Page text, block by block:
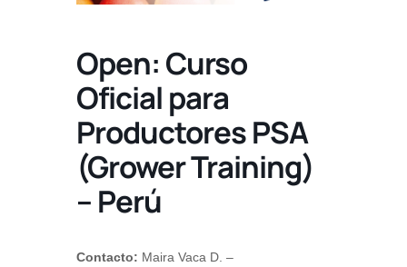
Open: Curso
Oficial para
Productores PSA
(Grower Training)
– Perú
Contacto: Maira Vaca D. –